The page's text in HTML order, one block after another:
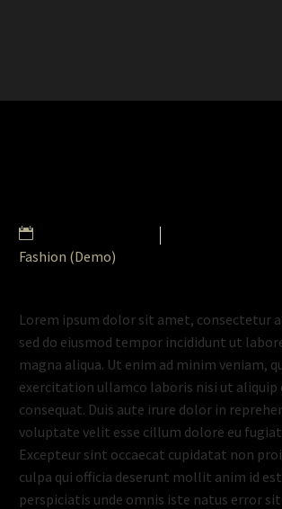
Fashion (Demo)
Lorem ipsum dolor sit amet, consectetur
sed do eiusmod tempor incididunt ut
magna aliqua. Ut enim ad minim veniam,
exercitation ullamco laboris nisi ut aliquip
consequat. Duis aute irure dolor in
voluptate velit esse cillum dolore eu
Excepteur sint occaecat cupidatat non
culpa qui officia deserunt mollit anim id
perspiciatis unde omnis iste natus error